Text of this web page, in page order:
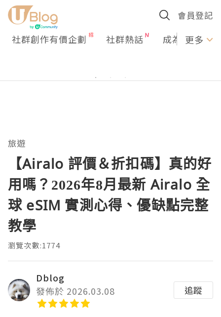
會員登記
社群創作有價企劃 社群熱話 成為U更多
旅遊
【Airalo 評價＆折扣碼】真的好
用嗎？2026年8月最新 Airalo 全
球 eSIM 實測心得、優缺點完整
教學
瀏覽次數:1774
Dblog
發佈於 2026.03.08
追蹤